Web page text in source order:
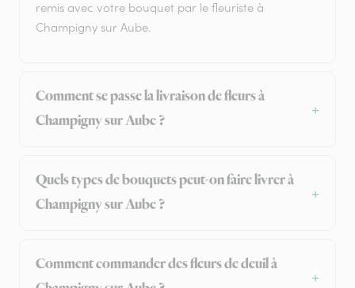
remis avec votre bouquet par le fleuriste à
Champigny sur Aube.
Comment se passe la livraison de fleurs à
Champigny sur Aube ?
Quels types de bouquets peut-on faire livrer à
Champigny sur Aube ?
Comment commander des fleurs de deuil à